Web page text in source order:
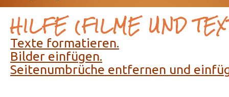
HILFE (FILME UND
Texte formatieren.
Bilder einfügen.
Seitenumbrüche entfernen und